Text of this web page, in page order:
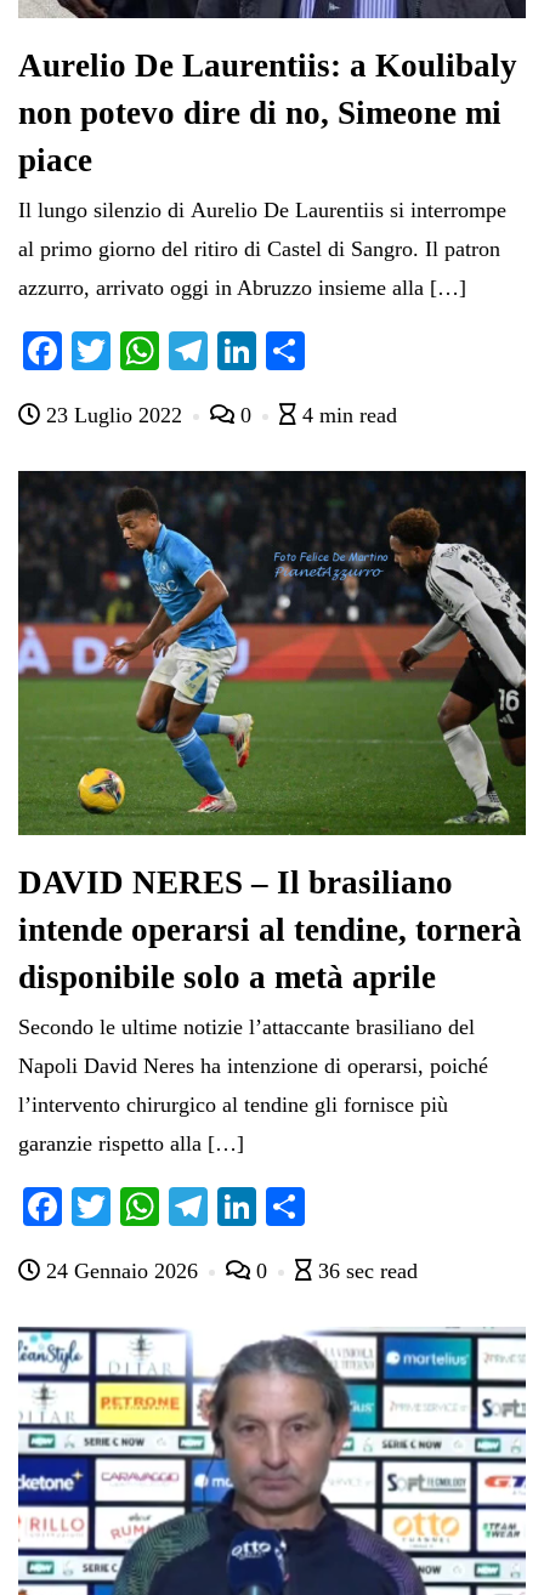
Aurelio De Laurentiis: a Koulibaly
non potevo dire di no, Simeone mi
piace
Il lungo silenzio di Aurelio De Laurentiis si interrompe
al primo giorno del ritiro di Castel di Sangro. Il patron
azzurro, arrivato oggi in Abruzzo insieme alla […]
Fa
bo
ok
T
tte
r
W
ts
A
pp
Te
gr
a
m
Li
ed
In
di
vi
di
23 Luglio 2022 0 4 min read
DAVID NERES – Il brasiliano
intende operarsi al tendine, tornerà
disponibile solo a metà aprile
Secondo le ultime notizie l’attaccante brasiliano del
Napoli David Neres ha intenzione di operarsi, poiché
l’intervento chirurgico al tendine gli fornisce più
garanzie rispetto alla […]
Fa
bo
ok
T
tte
r
W
ts
A
pp
Te
gr
m
Li
ed
In
di
vi
di
24 Gennaio 2026 0 36 sec read